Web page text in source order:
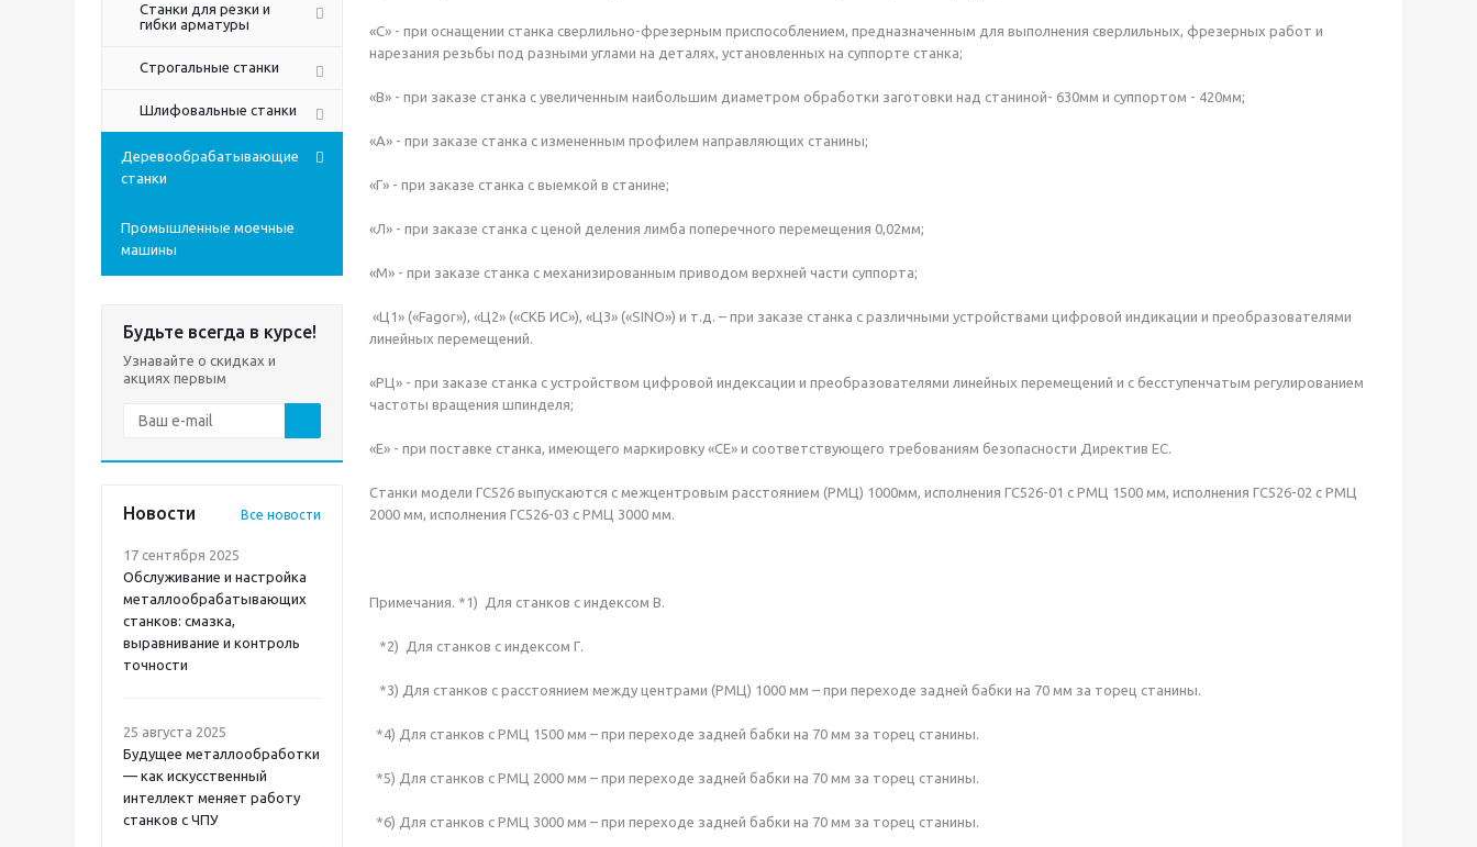
Станки для резки и
гибки арматуры
Строгальные станки
Шлифовальные станки
Деревообрабатывающие
станки
Промышленные моечные
машины
Будьте всегда в курсе!
Узнавайте о скидках и
акциях первым
Новости Все новости
17 сентября 2025
Обслуживание и настройка
металлообрабатывающих
станков: смазка,
выравнивание и контроль
точности
25 августа 2025
Будущее металлообработки
— как искусственный
интеллект меняет работу
станков с ЧПУ
«С» - при оснащении станка сверлильно-фрезерным приспособлением, предназначенным для выполнения сверлильных, фрезерных работ и
нарезания резьбы под разными углами на деталях, установленных на суппорте станка;
«В» - при заказе станка с увеличенным наибольшим диаметром обработки заготовки над станиной- 630мм и суппортом - 420мм;
«А» - при заказе станка с измененным профилем направляющих станины;
«Г» - при заказе станка с выемкой в станине;
«Л» - при заказе станка с ценой деления лимба поперечного перемещения 0,02мм;
«М» - при заказе станка с механизированным приводом верхней части суппорта;
«Ц1» («Fagor»), «Ц2» («СКБ ИС»), «Ц3» («SINO») и т.д. – при заказе станка с различными устройствами цифровой индикации и преобразователями
линейных перемещений.
«РЦ» - при заказе станка с устройством цифровой индексации и преобразователями линейных перемещений и с бесступенчатым регулированием
частоты вращения шпинделя;
«Е» - при поставке станка, имеющего маркировку «СЕ» и соответствующего требованиям безопасности Директив ЕС.
Станки модели ГС526 выпускаются с межцентровым расстоянием (РМЦ) 1000мм, исполнения ГС526-01 с РМЦ 1500 мм, исполнения ГС526-02 с РМЦ
2000 мм, исполнения ГС526-03 с РМЦ 3000 мм.
Примечания. *1) Для станков с индексом В.
*2) Для станков с индексом Г.
*3) Для станков с расстоянием между центрами (РМЦ) 1000 мм – при переходе задней бабки на 70 мм за торец станины.
*4) Для станков с РМЦ 1500 мм – при переходе задней бабки на 70 мм за торец станины.
*5) Для станков с РМЦ 2000 мм – при переходе задней бабки на 70 мм за торец станины.
*6) Для станков с РМЦ 3000 мм – при переходе задней бабки на 70 мм за торец станины.